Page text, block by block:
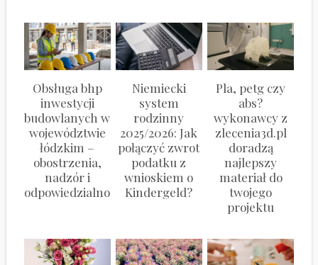
Obsługa bhp
inwestycji
budowlanych w
województwie
łódzkim –
obostrzenia,
nadzór i
odpowiedzialność
Niemiecki
system
rodzinny
2025/2026: Jak
połączyć zwrot
podatku z
wnioskiem o
Kindergeld?
Pla, petg czy
abs?
wykonawcy z
zlecenia3d.pl
doradzą
najlepszy
materiał do
twojego
projektu